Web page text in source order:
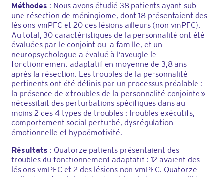
Méthodes : Nous avons étudié 38 patients ayant subi
une résection de méningiome, dont 18 présentaient des
lésions vmPFC et 20 des lésions ailleurs (non vmPFC).
Au total, 30 caractéristiques de la personnalité ont été
évaluées par le conjoint ou la famille, et un
neuropsychologue a évalué à l’aveugle le
fonctionnement adaptatif en moyenne de 3,8 ans
après la résection. Les troubles de la personnalité
pertinents ont été définis par un processus préalable :
la présence de « troubles de la personnalité conjointe »
nécessitait des perturbations spécifiques dans au
moins 2 des 4 types de troubles : troubles exécutifs,
comportement social perturbé, dysrégulation
émotionnelle et hypoémotivité.
Résultats : Quatorze patients présentaient des
troubles du fonctionnement adaptatif : 12 avaient des
lésions vmPFC et 2 des lésions non vmPFC. Quatorze